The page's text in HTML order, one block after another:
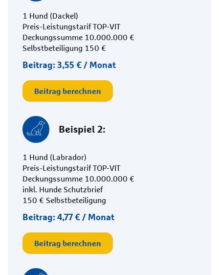
1 Hund (Dackel)
Preis-Leistungstarif TOP-VIT
Deckungssumme 10.000.000 €
Selbstbeteiligung 150 €
Beitrag: 3,55 € / Monat
Beitrag berechnen
Beispiel 2:
1 Hund (Labrador)
Preis-Leistungstarif TOP-VIT
Deckungssumme 10.000.000 €
inkl. Hunde Schutzbrief
150 € Selbstbeteiligung
Beitrag: 4,77 € / Monat
Beitrag berechnen